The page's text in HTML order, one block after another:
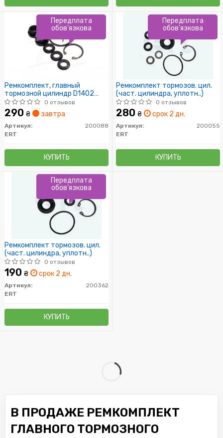
Ремкомплект, главный
тормозной цилиндр D1402
(пр-во ERT)
0 отзывов
290 ₴ завтра
Артикул:
200088
ERT
КУПИТЬ
Передплата
обов'язкова
Ремкомплект тормозов. цил.
(част. цилиндра, уплотн..)
0 отзывов
280 ₴ срок 2 дн.
Артикул:
200055
ERT
КУПИТЬ
Передплата
обов'язкова
Ремкомплект тормозов. цил.
(част. цилиндра, уплотн..)
0 отзывов
190 ₴ срок 2 дн.
Артикул:
200362
ERT
КУПИТЬ
Передплата
обов'язкова
В ПРОДАЖЕ РЕМКОМПЛЕКТ
ГЛАВНОГО ТОРМОЗНОГО